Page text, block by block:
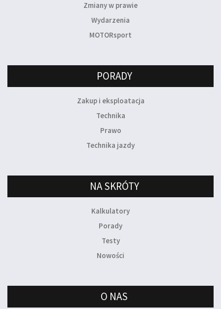
Zmiany w prawie
Wydarzenia
MOTORsport
PORADY
Zakup i eksploatacja
Technika
Prawo
Technika jazdy
NA SKRÓTY
Kalkulatory
Porady
Testy
Nowości
O NAS